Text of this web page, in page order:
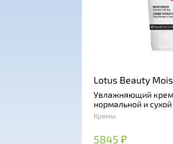
Lotus Beauty
skin
Увлажняющий
нормальной и
Кремы
5845 ₽